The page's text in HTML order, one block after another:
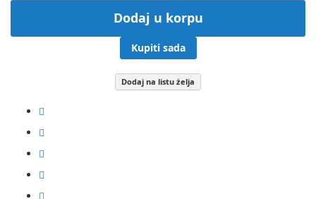
Dodaj u korpu
Kupiti sada
Dodaj na listu želja